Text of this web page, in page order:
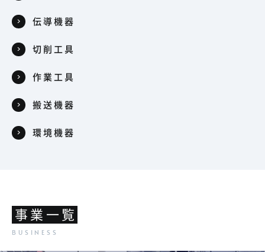
伝導機器
切削工具
作業工具
搬送機器
環境機器
事業一覧